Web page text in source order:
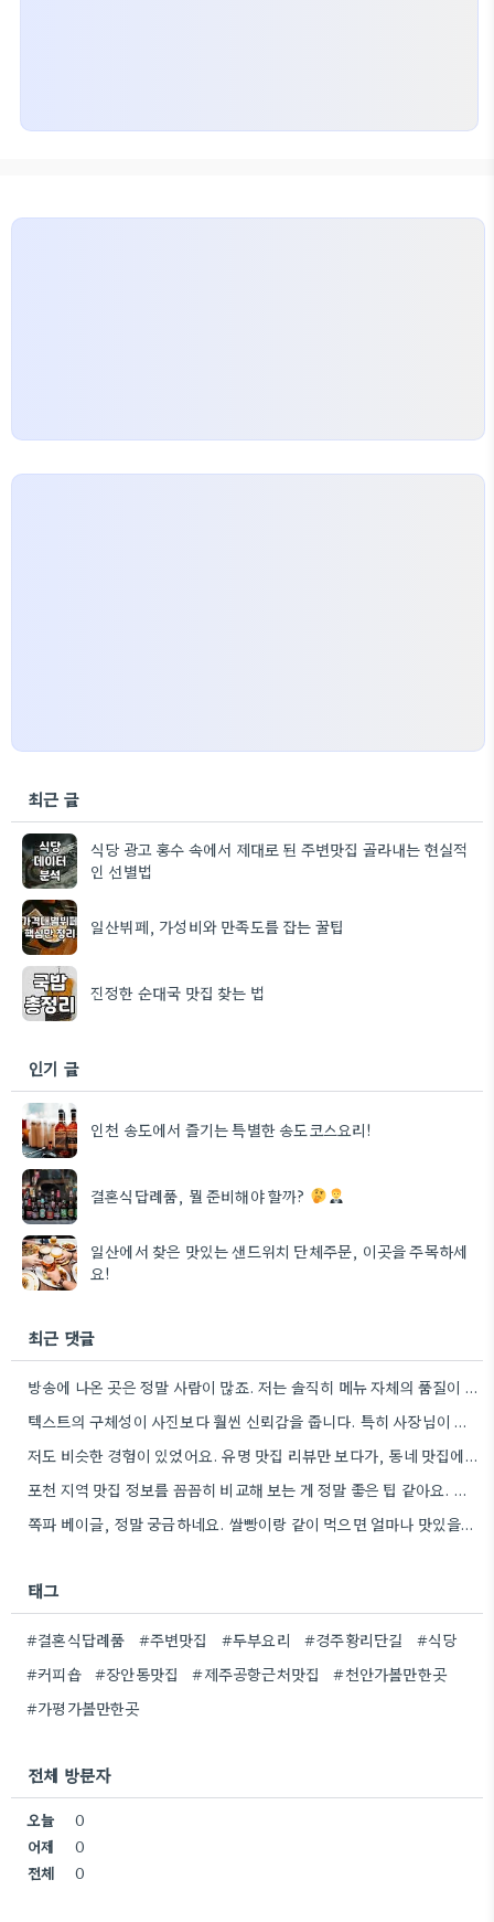
최근 글
식당 광고 홍수 속에서 제대로 된 주변맛집 골라내는 현실적
인 선별법
일산뷔페, 가성비와 만족도를 잡는 꿀팁
진정한 순대국 맛집 찾는 법
인기 글
인천 송도에서 즐기는 특별한 송도코스요리!
결혼식답례품, 뭘 준비해야 할까?
일산에서 찾은 맛있는 샌드위치 단체주문, 이곳을 주목하세
요!
최근 댓글
방송에 나온 곳은 정말 사람이 많죠. 저는 솔직히 메뉴 자체의 품질이 더 중요하다고 생각해요.
텍스트의 구체성이 사진보다 훨씬 신뢰감을 줍니다. 특히 사장님이 직접 요리하는 곳을 찾는 게 좋은 전략인…
저도 비슷한 경험이 있었어요. 유명 맛집 리뷰만 보다가, 동네 맛집에서 훨씬 더 맛있는 음식을 먹고…
포천 지역 맛집 정보를 꼼꼼히 비교해 보는 게 정말 좋은 팁 같아요. 특히 커뮤니티 언급…
쪽파 베이글, 정말 궁금하네요. 쌀빵이랑 같이 먹으면 얼마나 맛있을까 생각만 해도 벌써부터 침 고여요.
태그
#결혼식답례품 #주변맛집 #두부요리 #경주황리단길
#식당
#커피숍
#장안동맛집 #제주공항근처맛집
#천안가볼만한곳
#가평가볼만한곳
전체 방문자
오늘
0
어제
0
전체
0